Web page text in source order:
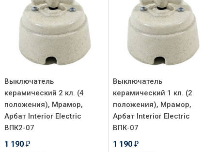
Выключатель
керамический 2 кл. (4
положения), Мрамор,
Арбат Interior Electric
ВПК2-07
1 190 ₽
Выключатель
керамический 1 кл. (2
положения), Мрамор,
Арбат Interior Electric
ВПК-07
1 190 ₽